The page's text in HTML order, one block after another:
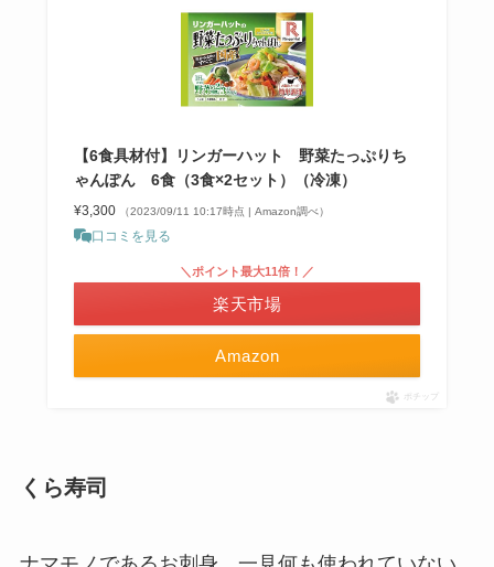
【6食具材付】リンガーハット 野菜たっぷりち
ゃんぽん 6食（3食×2セット）（冷凍）
¥3,300 （2023/09/11 10:17時点 | Amazon調べ）
口コミを見る
Amazon
＼ポイント最大11倍！／
楽天市場
ポチップ
くら寿司